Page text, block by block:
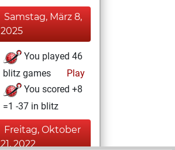
Samstag, März 8,
2025
You played 46
blitz games
Play
You scored +8
=1 -37 in blitz
Freitag, Oktober
21, 2022